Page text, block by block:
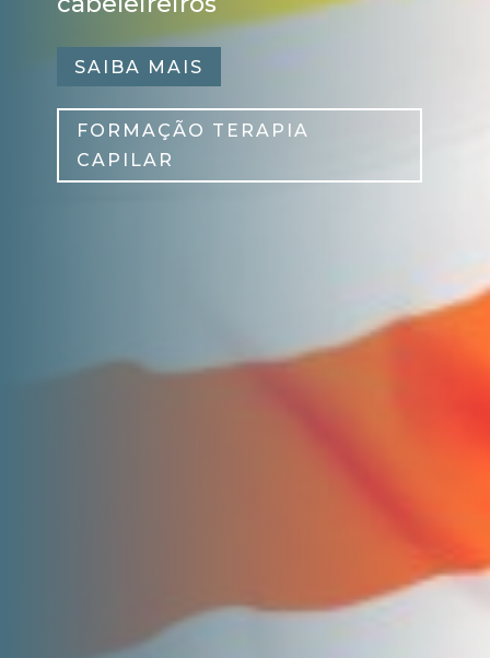
SAIBA MAIS
FORMAÇÃO TERAPIA
CAPILAR